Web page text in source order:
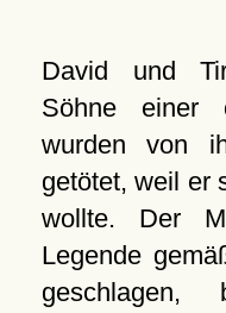
David und
Söhne einer
wurden von
getötet, weil er
wollte. Der
Legende
geschlagen,